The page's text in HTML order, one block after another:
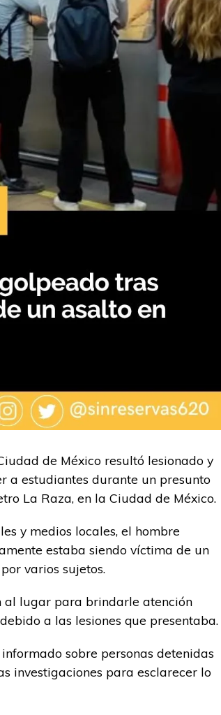
de México resultó lesionado y
a estudiantes durante un presunto
La Raza, en la Ciudad de México.
y medios locales, el hombre
estaba siendo víctima de un
varios sujetos.
al lugar para brindarle atención
a las lesiones que presentaba.
sobre personas detenidas
investigaciones para esclarecer lo